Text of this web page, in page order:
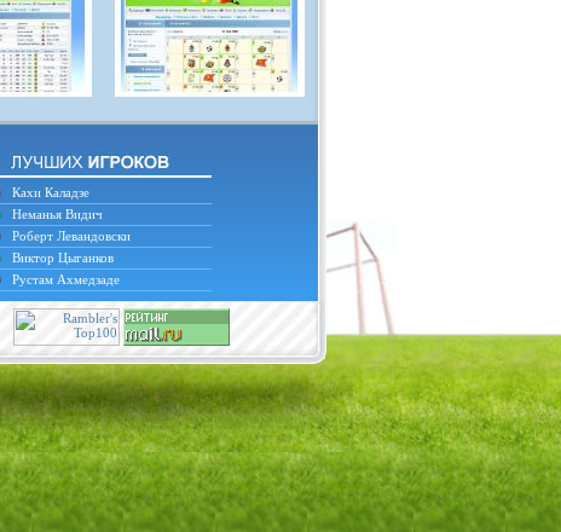
Кахи Каладзе
Неманья Видич
Роберт Левандовски
Виктор Цыганков
Рустам Ахмедзаде